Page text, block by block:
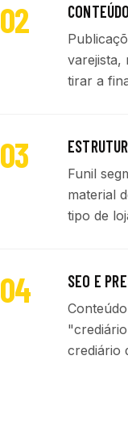
02
varejista,
tirar a
03
Funil
material
tipo de
04 SEO E
crediário